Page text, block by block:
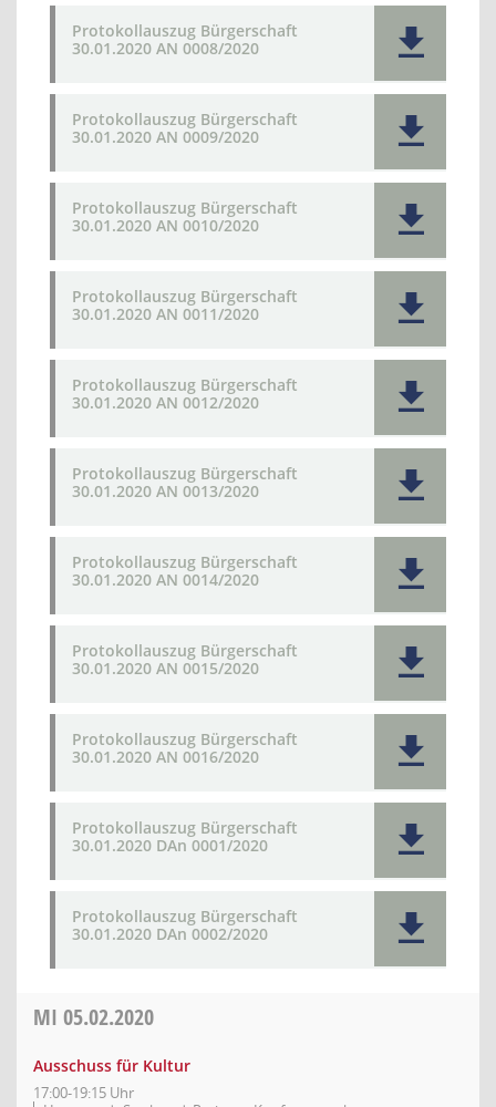
Protokollauszug Bürgerschaft
30.01.2020 AN 0008/2020
Protokollauszug Bürgerschaft
30.01.2020 AN 0009/2020
Protokollauszug Bürgerschaft
30.01.2020 AN 0010/2020
Protokollauszug Bürgerschaft
30.01.2020 AN 0011/2020
Protokollauszug Bürgerschaft
30.01.2020 AN 0012/2020
Protokollauszug Bürgerschaft
30.01.2020 AN 0013/2020
Protokollauszug Bürgerschaft
30.01.2020 AN 0014/2020
Protokollauszug Bürgerschaft
30.01.2020 AN 0015/2020
Protokollauszug Bürgerschaft
30.01.2020 AN 0016/2020
Protokollauszug Bürgerschaft
30.01.2020 DAn 0001/2020
Protokollauszug Bürgerschaft
30.01.2020 DAn 0002/2020
MI 05.02.2020
Ausschuss für Kultur
17:00-19:15 Uhr